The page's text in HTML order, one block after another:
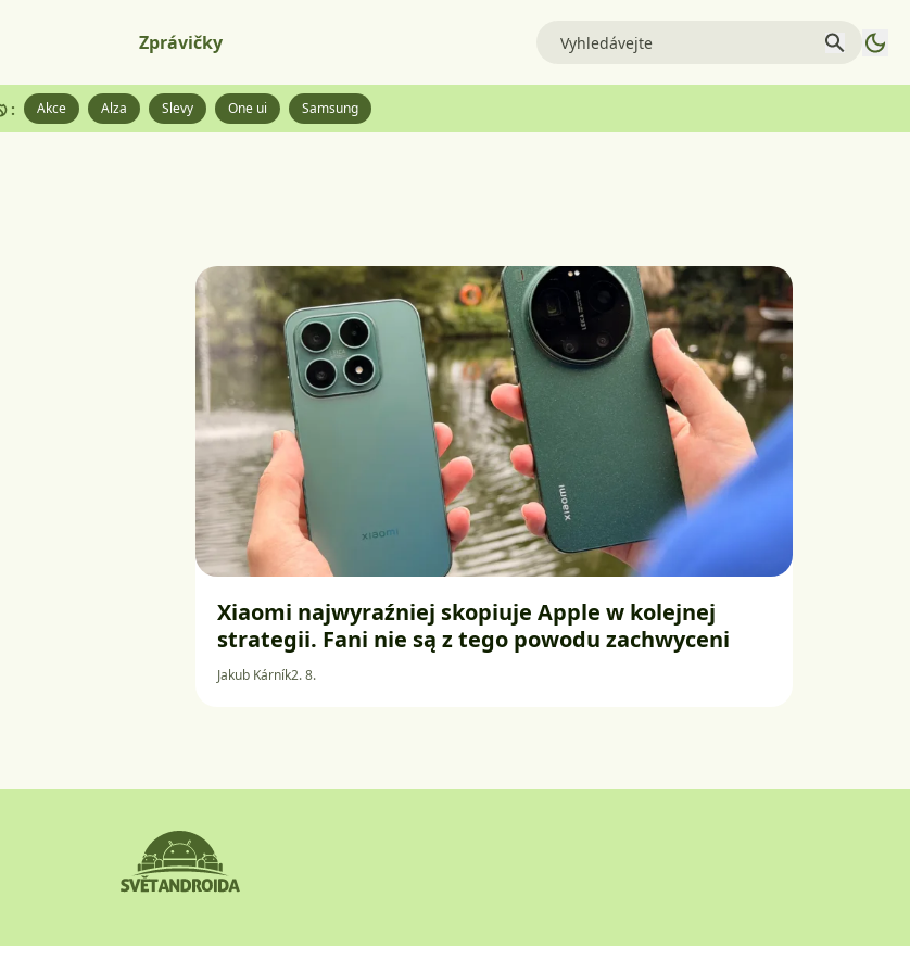
Zprávičky
: Akce Alza Slevy One ui Samsung
Xiaomi najwyraźniej skopiuje Apple w kolejnej
strategii. Fani nie są z tego powodu zachwyceni
Jakub Kárník2. 8.